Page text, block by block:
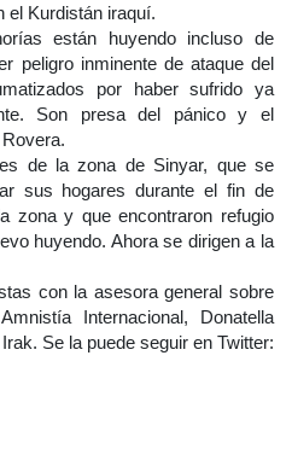
el Kurdistán iraquí.
están huyendo incluso de
peligro inminente de ataque del
por haber sufrido ya
Son presa del pánico y el
de la zona de Sinyar, que se
sus hogares durante el fin de
zona y que encontraron refugio
huyendo. Ahora se dirigen a la
con la asesora general sobre
Internacional, Donatella
Se la puede seguir en Twitter: